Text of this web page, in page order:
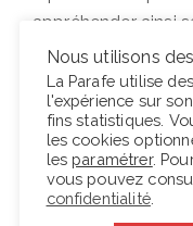
appréhender ainsi
mouvement
qu’elle contient de
Lire la suite
Nous utilisons
La Parafe utilise
l'expérience sur
fins statistiques.
les cookies
les paramétrer.
vous pouvez
confidentialité.